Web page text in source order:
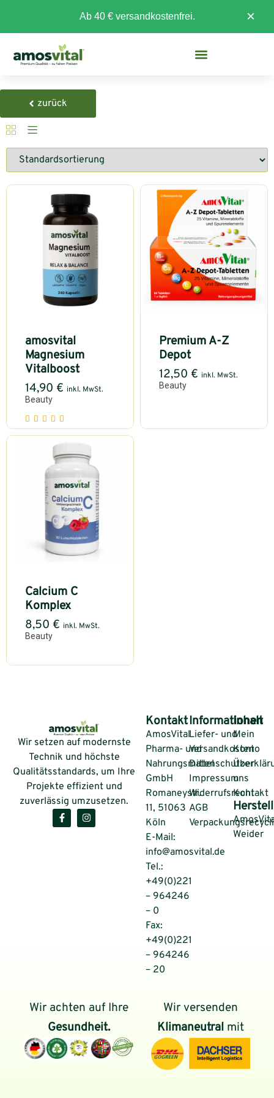
Ab 40 € versandkostenfrei. ×
zurück
Beauty
amosvital
Magnesium
Vitalboost
14,90 € inkl. MwSt. Beauty
Premium A-Z
Depot
12,50 € inkl. MwSt.
Beauty
Calcium C
Komplex
8,50 € inkl. MwSt.
Wir setzen auf modernste
Technik und höchste
Qualitätsstandards, um Ihre
Projekte effizient und
zuverlässig umzusetzen.
Kontakt
AmosVital
Pharma- und
Nahrungsmittel
GmbH
Romaneystr.
11, 51063
Köln
E-Mail:
info@amosvital.de
Tel.:
+49(0)221
– 964246
– 0
Fax:
+49(0)221
– 964246
– 20
Informationen
Liefer- und
Versandkosten
Impressum
Widerrufsrecht
AGB
Inhalt
Mein
Konto
Über
uns
Kontakt
Weider
Wir achten auf Ihre
Gesundheit.
Wir versenden
Klimaneutral mit